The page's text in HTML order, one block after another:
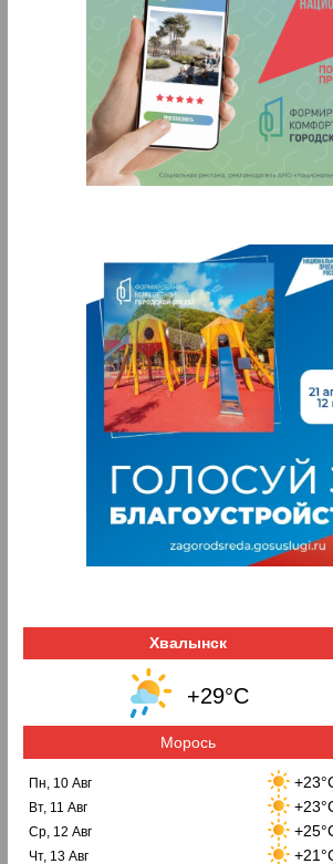
Хвалынск
+29°C
Морось
Пн, 10 Авг
Вт, 11 Авг
Ср, 12 Авг
Чт, 13 Авг